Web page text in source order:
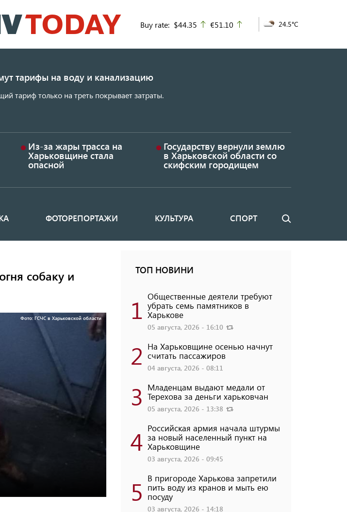
к
основному
Buy rate: $44.35 up
€51.10 24.5°C
тарифы на воду и канализацию
тариф только на треть покрывает затраты.
Из-за жары трасса на
Харьковщине стала
опасной
Государству вернули землю
в Харьковской области со
скифским городищем
ФОТОРЕПОРТАЖИ КУЛЬТУРА СПОРТ Поиск
собаку и
Фото: ГСЧС в Харьковской области
ТОП НОВИНИ
1 Общественные деятели требуют
убрать семь памятников в
Харькове
05 августа, 2026 - 16:10
2 На Харьковщине осенью начнут
считать пассажиров
04 августа, 2026 - 08:11
3 Младенцам выдают медали от
Терехова за деньги харьковчан
05 августа, 2026 - 13:38
4 Российская армия начала штурмы
за новый населенный пункт на
Харьковщине
03 августа, 2026 - 09:45
5 В пригороде Харькова запретили
пить воду из кранов и мыть ею
посуду
03 августа, 2026 - 14:18